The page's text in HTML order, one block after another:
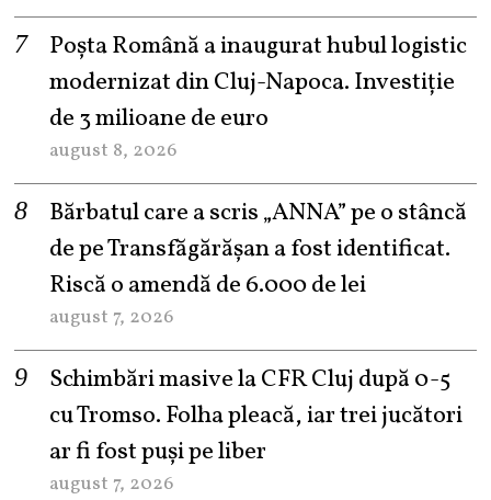
Poșta Română a inaugurat hubul logistic
modernizat din Cluj-Napoca. Investiție
de 3 milioane de euro
august 8, 2026
Bărbatul care a scris „ANNA” pe o stâncă
de pe Transfăgărășan a fost identificat.
Riscă o amendă de 6.000 de lei
august 7, 2026
Schimbări masive la CFR Cluj după 0-5
cu Tromso. Folha pleacă, iar trei jucători
ar fi fost puși pe liber
august 7, 2026